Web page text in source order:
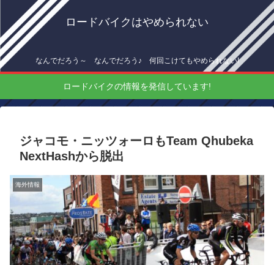
ロードバイクはやめられない
なんでだろう～ なんでだろう♪ 何回こけてもやめられない!
ロードバイクの情報を発信しています!
ジャコモ・ニッツォーロもTeam Qhubeka
NextHashから脱出
海外情報